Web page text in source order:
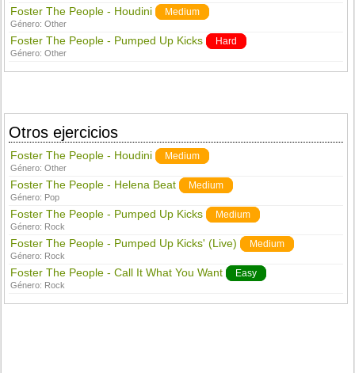
Foster The People - Houdini Medium
Género:Other
Foster The People - Pumped Up Kicks Hard
Género:Other
Otros ejercicios
Foster The People - Houdini Medium
Género:Other
Foster The People - Helena Beat Medium
Género: Pop
Foster The People - Pumped Up Kicks Medium
Género: Rock
Foster The People - Pumped Up Kicks' (Live) Medium
Género: Rock
Foster The People - Call It What You Want Easy
Género: Rock